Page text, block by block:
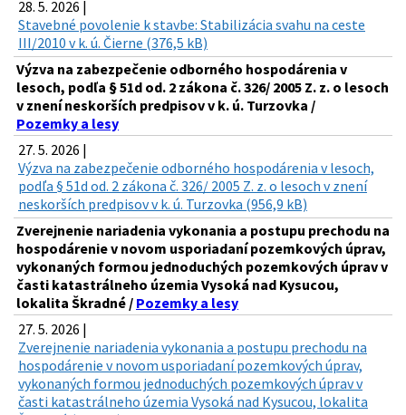
28. 5. 2026 |
Stavebné povolenie k stavbe: Stabilizácia svahu na ceste
III/2010 v k. ú. Čierne (376,5 kB)
Výzva na zabezpečenie odborného hospodárenia v
lesoch, podľa § 51d od. 2 zákona č. 326/ 2005 Z. z. o lesoch
v znení neskorších predpisov v k. ú. Turzovka /
Pozemky a lesy
27. 5. 2026 |
Výzva na zabezpečenie odborného hospodárenia v lesoch,
podľa § 51d od. 2 zákona č. 326/ 2005 Z. z. o lesoch v znení
neskorších predpisov v k. ú. Turzovka (956,9 kB)
Zverejnenie nariadenia vykonania a postupu prechodu na
hospodárenie v novom usporiadaní pozemkových úprav,
vykonaných formou jednoduchých pozemkových úprav v
časti katastrálneho územia Vysoká nad Kysucou,
lokalita Škradné / Pozemky a lesy
27. 5. 2026 |
Zverejnenie nariadenia vykonania a postupu prechodu na
hospodárenie v novom usporiadaní pozemkových úprav,
vykonaných formou jednoduchých pozemkových úprav v
časti katastrálneho územia Vysoká nad Kysucou, lokalita